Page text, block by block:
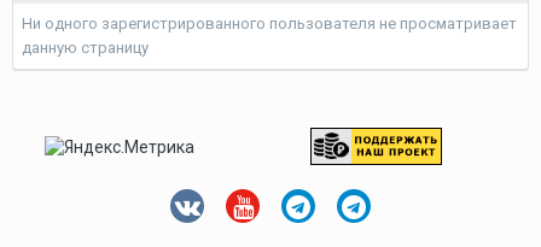
Ни одного зарегистрированного пользователя не просматривает
данную страницу